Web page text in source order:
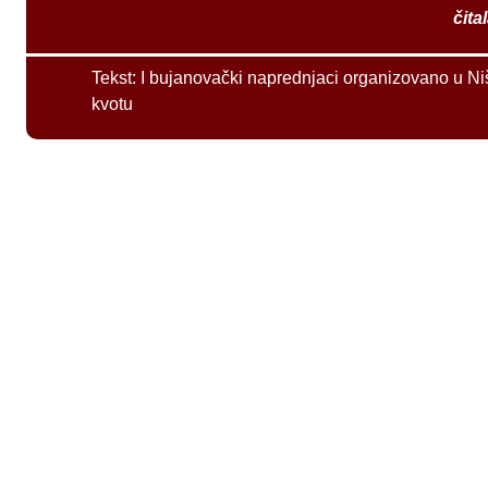
Tekst:
I bujanovački naprednjaci organizovano u
kvotu